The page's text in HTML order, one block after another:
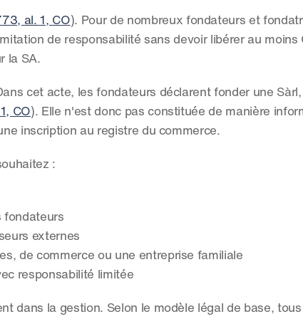
al. 1, CO). Pour de nombreux fondateurs et
de responsabilité sans devoir libérer au moins
la SA.
cet acte, les fondateurs déclarent fonder une
CO). Elle n'est donc pas constituée de manière
inscription au registre du commerce.
:
fondateurs
externes
de commerce ou une entreprise familiale
responsabilité limitée
dans la gestion. Selon le modèle légal de base,